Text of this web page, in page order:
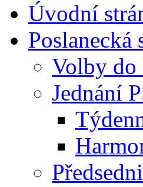
Úvodní
Poslanecká
Volby do
Jednání